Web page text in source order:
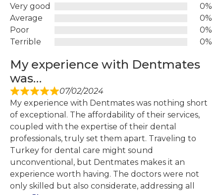
Very good
0%
Average
0%
Poor
0%
Terrible
0%
My experience with Dentmates
was…
07/02/2024
My experience with Dentmates was nothing short
of exceptional. The affordability of their services,
coupled with the expertise of their dental
professionals, truly set them apart. Traveling to
Turkey for dental care might sound
unconventional, but Dentmates makes it an
experience worth having. The doctors were not
only skilled but also considerate, addressing all